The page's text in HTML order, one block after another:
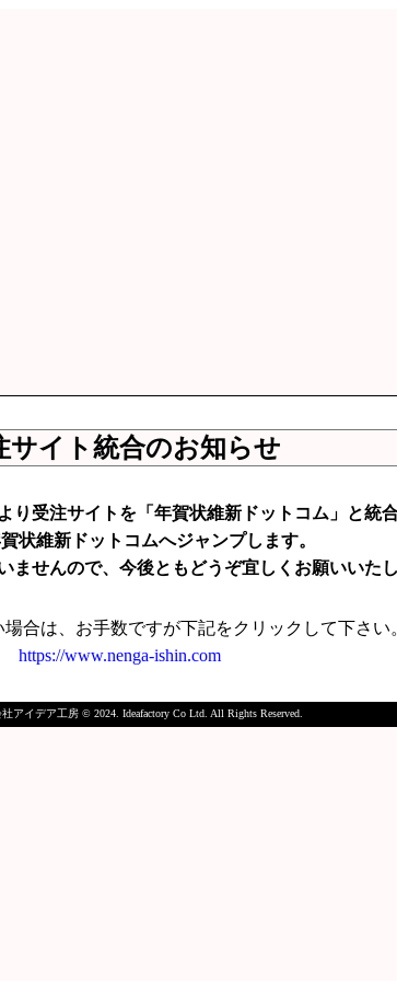
サイト統合のお知らせ
り受注サイトを「年賀状維新ドットコム」と統合
状維新ドットコムへジャンプします。
ませんので、今後ともどうぞ宜しくお願いいたし
合は、お手数ですが下記をクリックして下さい
https://www.nenga-ishin.com
アイデア工房 © 2024. Ideafactory Co Ltd. All Rights Reserved.